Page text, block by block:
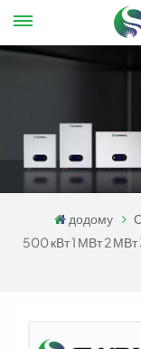
додому
500 кВт 1 МВт 2 МВт